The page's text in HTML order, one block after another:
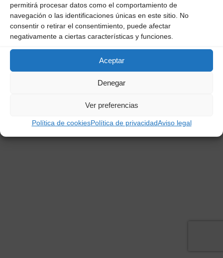
permitirá procesar datos como el comportamiento de
navegación o las identificaciones únicas en este sitio. No
consentir o retirar el consentimiento, puede afectar
negativamente a ciertas características y funciones.
Aceptar
Denegar
Ver preferencias
Política de cookiesPolítica de privacidadAviso legal
Aviso legal
Política de privacidad
Política de cookies
Ragusa Marketing&Comunicación
HOTEL OTURELLA. Todos los derechos reservados ©
2022-2025